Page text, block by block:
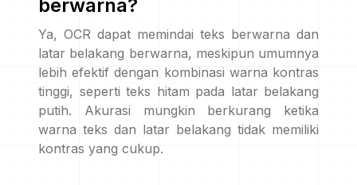
berwarna?
Ya, OCR dapat memindai teks berwarna dan
latar belakang berwarna, meskipun umumnya
lebih efektif dengan kombinasi warna kontras
tinggi, seperti teks hitam pada latar belakang
putih. Akurasi mungkin berkurang ketika
warna teks dan latar belakang tidak memiliki
kontras yang cukup.